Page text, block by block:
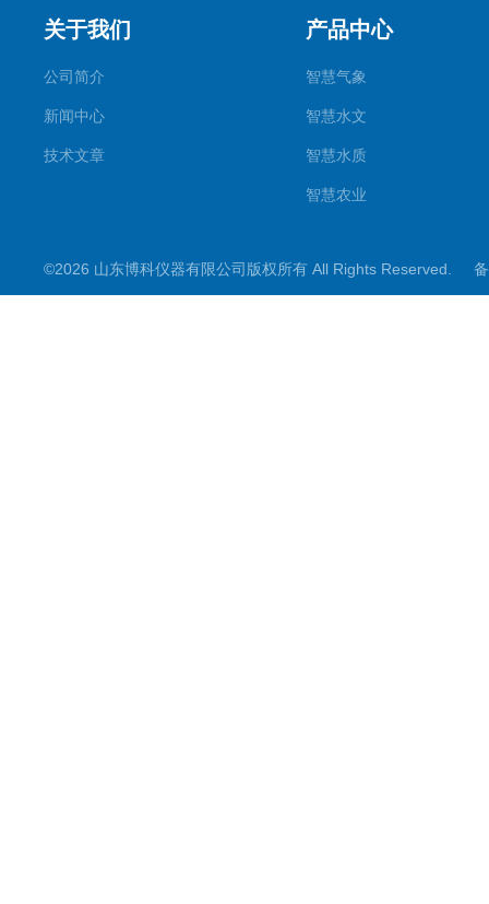
关于我们
公司简介
新闻中心
技术文章
产品中心
智慧气象
智慧水文
智慧水质
智慧农业
微型气象仪
©2026 山东博科仪器有限公司版权所有 All Rights Reserved.